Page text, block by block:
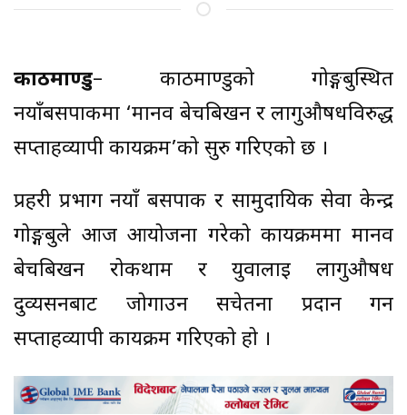
काठमाण्डु– काठमाण्डुको गोङ्गबुस्थित
नयाँबसपार्कमा ‘मानव बेचबिखन र लागुऔषधविरुद्ध
सप्ताहव्यापी कार्यक्रम’को सुरु गरिएको छ ।
प्रहरी प्रभाग नयाँ बसपार्क र सामुदायिक सेवा केन्द्र
गोङ्गबुले आज आयोजना गरेको कार्यक्रममा मानव
बेचबिखन रोकथाम र युवालाई लागुऔषध
दुव्यर्सनबाट जोगाउन सचेतना प्रदान गर्न
सप्ताहव्यापी कार्यक्रम गरिएको हो ।